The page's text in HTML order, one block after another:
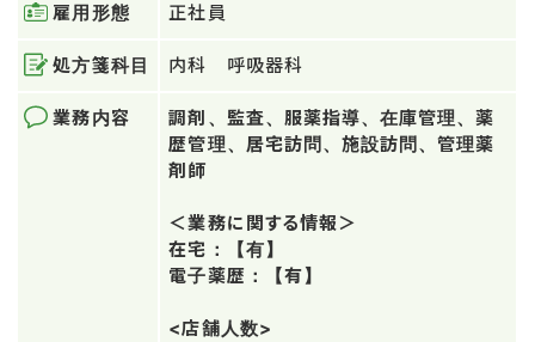
雇用形態 正社員
処方箋科目 内科 呼吸器科
業務内容
調剤、監査、服薬指導、在庫管理、薬
歴管理、居宅訪問、施設訪問、管理薬
剤師
＜業務に関する情報＞
在宅：【有】
電子薬歴：【有】
<店舗人数>